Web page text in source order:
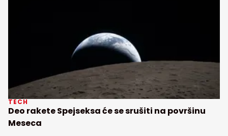
TECH
Deo rakete Spejseksa će se srušiti na površinu
Meseca